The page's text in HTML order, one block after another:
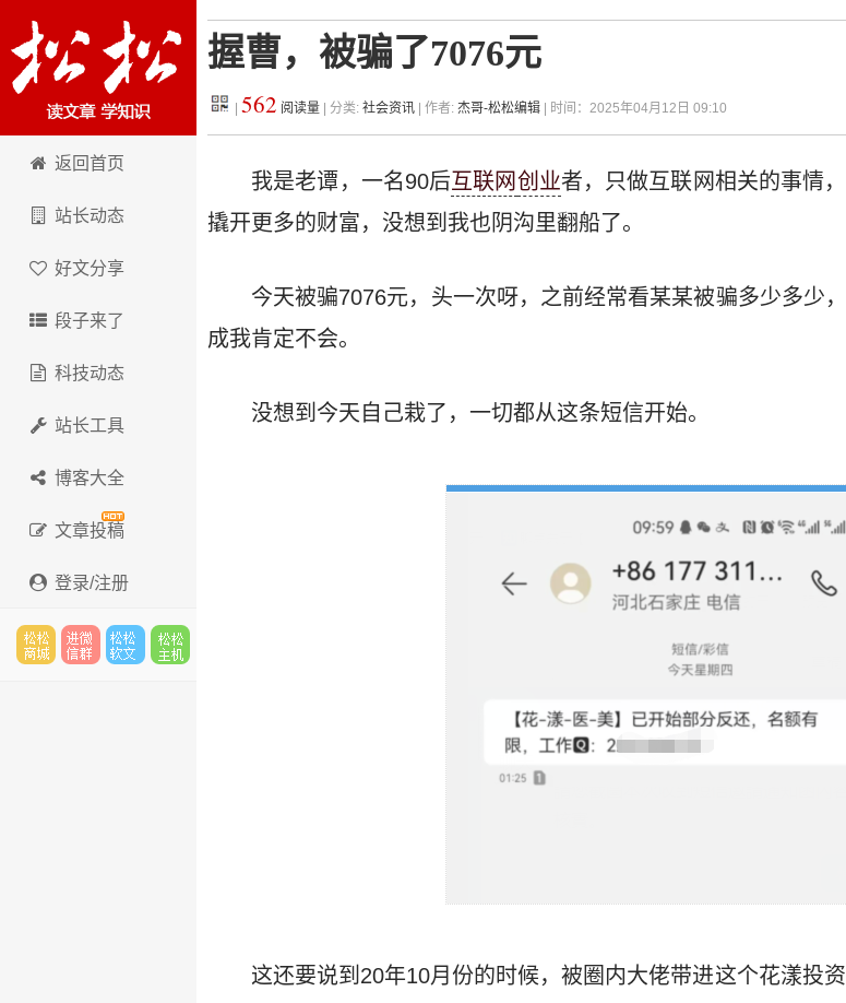
松松科技
返回首页
站长动态
好文分享
段子来了
科技动态
站长工具
博客大全
文章投稿
登录/注册
握曹，被骗了7076元
562 阅读量 | 分类: 社会资讯 | 作者: 杰哥-松松编辑 | 时间：2025年04月12日 09:10
我是老谭，一名90后 互联网 创业者，只做互联网相关的事情
撬开更多的财富，没想到我也阴沟里翻船了。
今天被骗7076元，头一次呀，之前经常看某某被骗多少多少
成我肯定不会。
没想到今天自己栽了，一切都从这条短信开始。
这还要说到20年10月份的时候，被圈内大佬带进这个花漾投